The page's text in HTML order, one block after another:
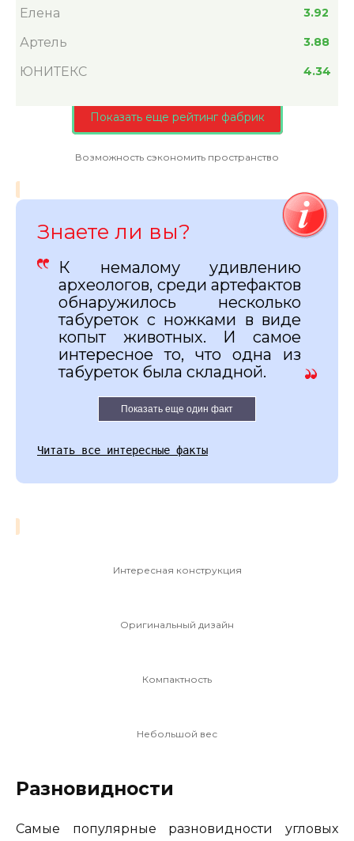
Елена 3.92
Артель 3.88
ЮНИТЕКС 4.34
Показать еще рейтинг фабрик
Возможность сэкономить пространство
Знаете ли вы?
К немалому удивлению
археологов, среди артефактов
обнаружилось несколько
табуреток с ножками в виде
копыт животных. И самое
интересное то, что одна из
табуреток была складной.
Показать еще один факт
Читать все интересные факты
Интересная конструкция
Оригинальный дизайн
Компактность
Небольшой вес
Разновидности
Самые популярные разновидности угловых